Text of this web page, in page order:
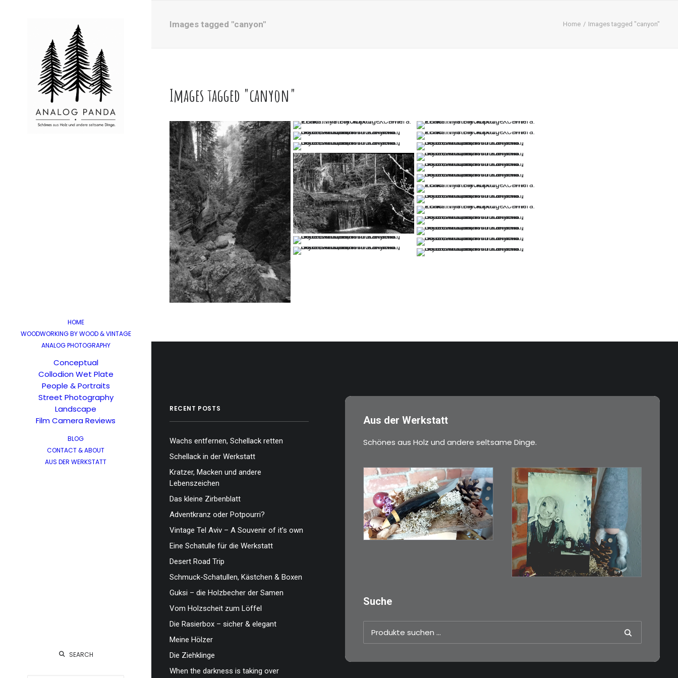
HOME
WOODWORKING BY WOOD & VINTAGE
ANALOG PHOTOGRAPHY
Conceptual
Collodion Wet Plate
People & Portraits
Street Photography
Landscape
Film Camera Reviews
BLOG
CONTACT & ABOUT
AUS DER WERKSTATT
SEARCH
Images tagged "canyon" Home Images tagged "canyon"
Images tagged "canyon"
…
…
…
…
…
…
…
…
…
…
…
…
…
RECENT POSTS
Wachs entfernen, Schellack retten
Schellack in der Werkstatt
Kratzer, Macken und andere
Lebenszeichen
Das kleine Zirbenblatt
Adventkranz oder Potpourri?
Vintage Tel Aviv – A Souvenir of it’s own
Eine Schatulle für die Werkstatt
Desert Road Trip
Schmuck-Schatullen, Kästchen & Boxen
Guksi – die Holzbecher der Samen
Vom Holzscheit zum Löffel
Die Rasierbox – sicher & elegant
Meine Hölzer
Die Ziehklinge
When the darkness is taking over
Aus der Werkstatt
Schönes aus Holz und andere seltsame Dinge.
€39,00
Kleines Schmuckmesser,
ideal als…
€3,00
Limitierte Auflage.
Original: Abzug von…
Suche